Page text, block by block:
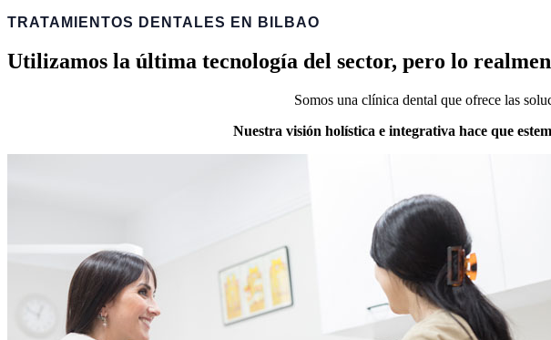
TRATAMIENTOS DENTALES EN BILBAO
Utilizamos la última tecnología del sector, pero lo
Somos una clínica dental que ofrece las
Nuestra visión holística e integrativa hace que